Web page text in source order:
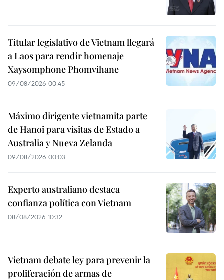
Titular legislativo de Vietnam llegará
a Laos para rendir homenaje
Xaysomphone Phomvihane
09/08/2026 00:45
Máximo dirigente vietnamita parte
de Hanoi para visitas de Estado a
Australia y Nueva Zelanda
09/08/2026 00:03
Experto australiano destaca
confianza política con Vietnam
08/08/2026 10:32
Vietnam debate ley para prevenir la
proliferación de armas de